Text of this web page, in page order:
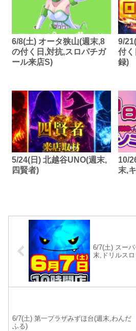
6/8(土) オータ狭山(週末,8
の付く日,対抗,スロパチガ
ール来店S)
9/
付く
録)
5/24(日) 北越谷UNO(週末,
四賢者)
10/
末,
6/7(土) スー
末,ドリルス
6/7(土) 第一プラザみずほ台(週末,わんだ
ふる)